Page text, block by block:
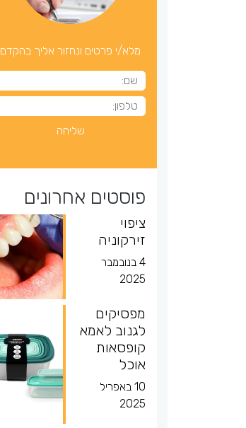
מלא/י פרטים ונחזור אליך בהקדם
פוסטים אחרונים
ציפוי
זירקוניה
4 בנובמבר
2025
מפסיקים
לגנוב לאמא
קופסאות
אוכל
10 באפריל
2025